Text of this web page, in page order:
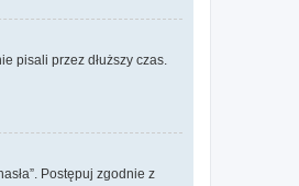
pisali przez dłuższy czas.
Postępuj zgodnie z